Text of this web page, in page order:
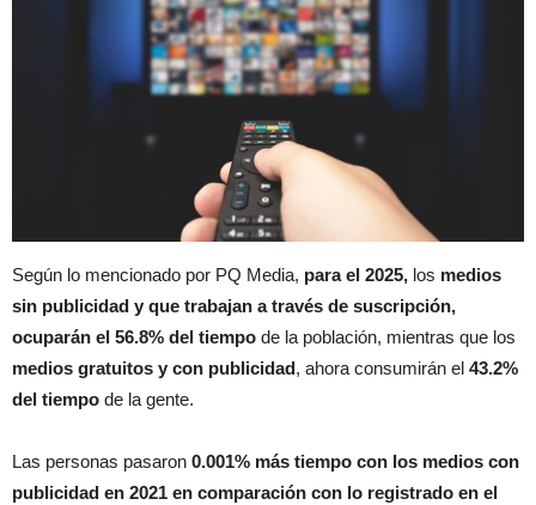
Según lo mencionado por PQ Media, para el 2025, los medios
sin publicidad y que trabajan a través de suscripción,
ocuparán el 56.8% del tiempo de la población, mientras que los
medios gratuitos y con publicidad, ahora consumirán el 43.2%
del tiempo de la gente.
Las personas pasaron 0.001% más tiempo con los medios con
publicidad en 2021 en comparación con lo registrado en el